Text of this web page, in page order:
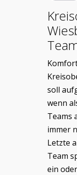
soll
wenn
Teams
immer
Letzte
Team
ein